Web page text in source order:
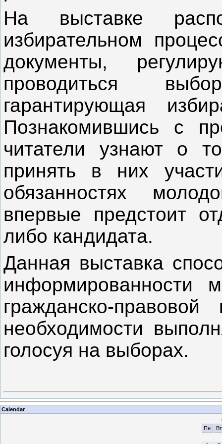
На выставке
избирательном
документы,
проводиться
гарантирующая
Познакомившись с
читатели узнают о
принять в них
обязанностях
впервые предстоит
либо кандидата.
Данная выставка
информированности
гражданско-
необходимости
голосуя на выборах.
Calendar
Пн
Вт